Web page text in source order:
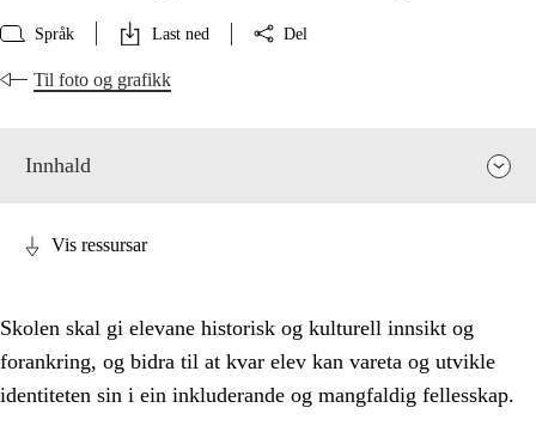
Språk Last ned Del
Til foto og grafikk
Innhald
Vis ressursar
Skolen skal gi elevane historisk og kulturell innsikt og
forankring, og bidra til at kvar elev kan vareta og utvikle
identiteten sin i ein inkluderande og mangfaldig fellesskap.